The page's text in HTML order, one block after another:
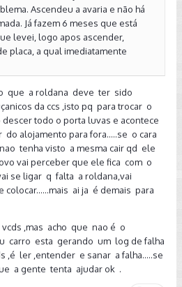
Ascendeu a avaria e não há
Já fazem 6 meses que está
levei, logo apos ascender,
placa, a qual imediatamente
do alemão original é em LED, aí
terá que trazer com mais tempo,
Só pude levar o carro lá no
2 (dois) dias na CSS e a
apontou que alguma coisa no
carga" da bateria.. E que eu
gira o eixo do porta-luvas pq a
apagando.... Afff, coloquei meu
porta-luvas e fechei-o. A luz
disse que eu teria que trocar
na loja e ebcomendaria por
no ferro velho, mas não encontro.
vez a bateria, desliguei o
do porta-luvas, mas
que a roldana deve ter sido
da ccs ,isto pq para trocar o
todo o porta luvas e acontece
alojamento para fora.....se o cara
tenha visto a mesma cair qd ele
vai perceber que ele fica com o
se ligar q falta a roldana,vai
ai ja é demais para
vcds ,mas acho que nao é o
carro esta gerando um log de falha
ler ,entender e sanar a falha.....se
a gente tenta ajudar ok .